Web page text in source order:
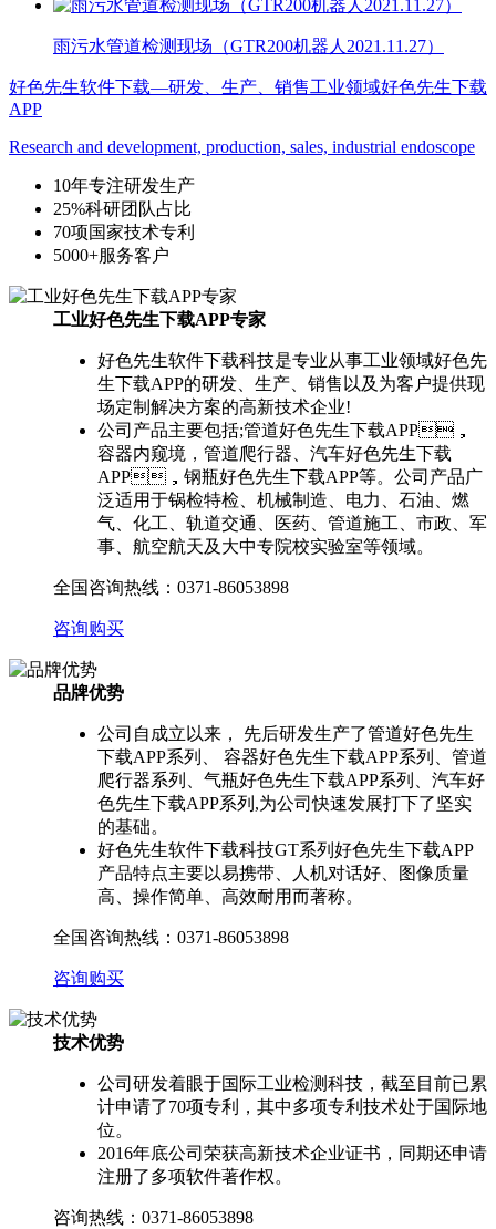
雨污水管道检测现场（GTR200机器人2021.11.27）
好色先生软件下载—研发、生产、销售工业领域好色先生下载
APP
Research and development, production, sales, industrial endoscope
10年专注研发生产
25%科研团队占比
70项国家技术专利
5000+服务客户
工业好色先生下载APP专家
好色先生软件下载科技是专业从事工业领域好色先
生下载APP的研发、生产、销售以及为客户提供现
场定制解决方案的高新技术企业!
公司产品主要包括;管道好色先生下载APP，
容器内窥境，管道爬行器、汽车好色先生下载
APP，钢瓶好色先生下载APP等。公司产品广
泛适用于锅检特检、机械制造、电力、石油、燃
气、化工、轨道交通、医药、管道施工、市政、军
事、航空航天及大中专院校实验室等领域。
全国咨询热线： 0371-86053898
咨询购买
品牌优势
公司自成立以来， 先后研发生产了管道好色先生
下载APP系列、 容器好色先生下载APP系列、管道
爬行器系列、气瓶好色先生下载APP系列、汽车好
色先生下载APP系列,为公司快速发展打下了坚实
的基础。
好色先生软件下载科技GT系列好色先生下载APP
产品特点主要以易携带、人机对话好、图像质量
高、操作简单、高效耐用而著称。
全国咨询热线： 0371-86053898
咨询购买
技术优势
公司研发着眼于国际工业检测科技，截至目前已累
计申请了70项专利，其中多项专利技术处于国际地
位。
2016年底公司荣获高新技术企业证书，同期还申请
注册了多项软件著作权。
咨询热线： 0371-86053898